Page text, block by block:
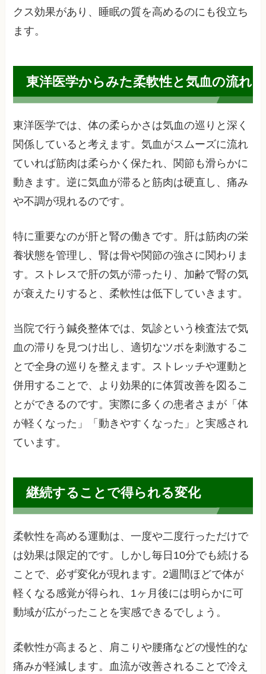
クス効果があり、睡眠の質を高めるのにも役立ち
ます。
東洋医学からみた柔軟性と気血の流れ
東洋医学では、体の柔らかさは気血の巡りと深く
関係していると考えます。気血がスムーズに流れ
ていれば筋肉は柔らかく保たれ、関節も滑らかに
動きます。逆に気血が滞ると筋肉は硬直し、痛み
や不調が現れるのです。
特に重要なのが肝と腎の働きです。肝は筋肉の栄
養状態を管理し、腎は骨や関節の強さに関わりま
す。ストレスで肝の気が滞ったり、加齢で腎の気
が衰えたりすると、柔軟性は低下していきます。
当院で行う鍼灸整体では、気診という検査法で気
血の滞りを見つけ出し、適切なツボを刺激するこ
とで全身の巡りを整えます。ストレッチや運動と
併用することで、より効果的に体質改善を図るこ
とができるのです。実際に多くの患者さまが「体
が軽くなった」「動きやすくなった」と実感され
ています。
継続することで得られる変化
柔軟性を高める運動は、一度や二度行っただけで
は効果は限定的です。しかし毎日10分でも続ける
ことで、必ず変化が現れます。2週間ほどで体が
軽くなる感覚が得られ、1ヶ月後には明らかに可
動域が広がったことを実感できるでしょう。
柔軟性が高まると、肩こりや腰痛などの慢性的な
痛みが軽減します。血流が改善されることで冷え